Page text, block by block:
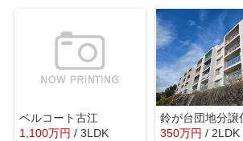
ベルコート古江
1,100万円 / 3LDK
鈴が台団地分譲
350万円 / 2LDK